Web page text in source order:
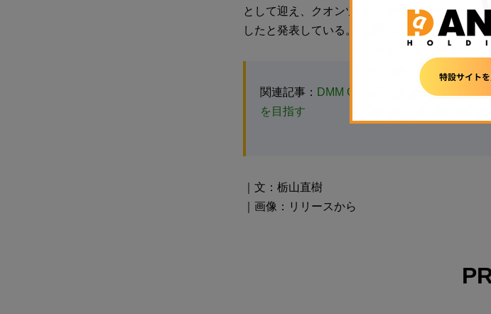
として迎え、クオンツトレーディング会社
したと発表している。
関連記事： DMM Cryptoが資金調達、ファイ
を目指す
｜文：栃山直樹
｜画像：リリースから